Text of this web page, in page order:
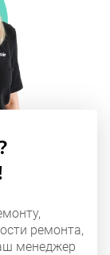
ремонта,
менеджер